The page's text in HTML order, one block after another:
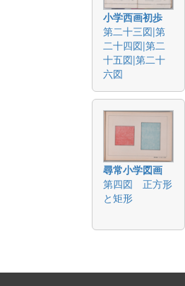
小学西画初歩
第二十三図|第
二十四図|第二
十五図|第二十
六図
尋常小学図画
第四図 正方形
と矩形